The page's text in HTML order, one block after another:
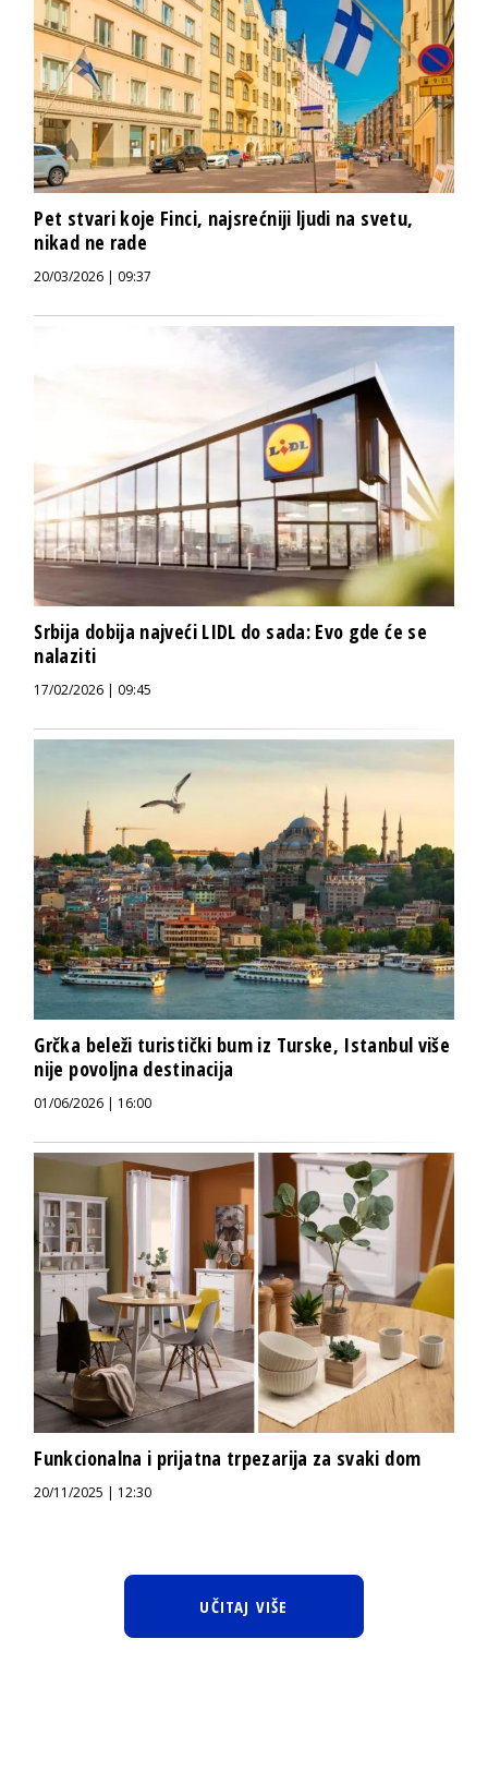
Pet stvari koje Finci, najsrećniji ljudi na svetu,
nikad ne rade
20/03/2026 | 09:37
Srbija dobija najveći LIDL do sada: Evo gde će se
nalaziti
17/02/2026 | 09:45
Grčka beleži turistički bum iz Turske, Istanbul više
nije povoljna destinacija
01/06/2026 | 16:00
Funkcionalna i prijatna trpezarija za svaki dom
20/11/2025 | 12:30
UČITAJ VIŠE